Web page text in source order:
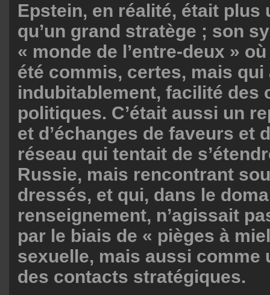
Epstein, en réalité, était plus
qu’un grand stratège ; son
« monde de l’entre-deux »
été commis, certes, mais qui
indubitablement, facilité des
politiques. C’était aussi un
et d’échanges de faveurs et
réseau qui tentait de
Russie, mais rencontrant
dressés, et qui, dans le
renseignement, n’agissait
par le biais de « pièges à
sexuelle, mais aussi comme
des contacts stratégiques.